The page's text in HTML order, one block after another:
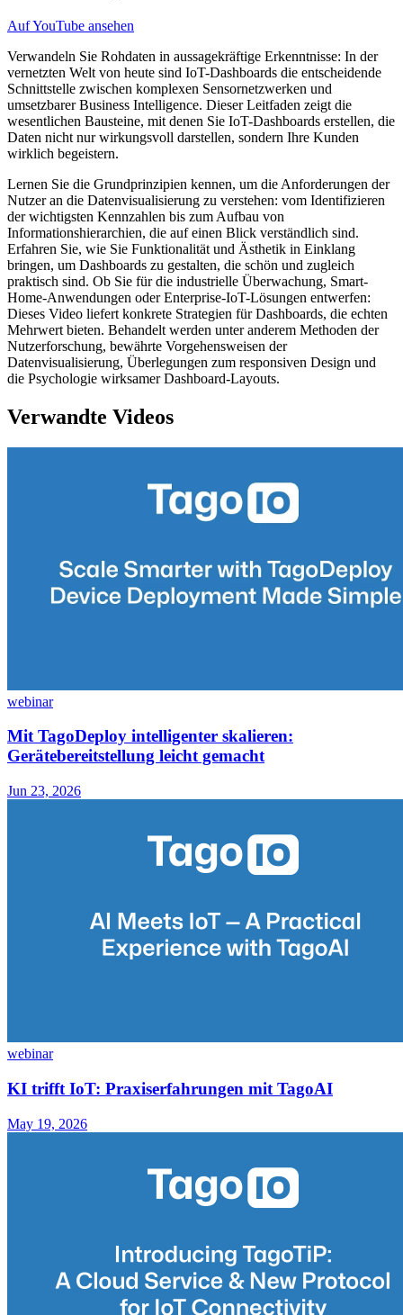
Auf YouTube ansehen
Verwandeln Sie Rohdaten in aussagekräftige Erkenntnisse: In der
vernetzten Welt von heute sind IoT-Dashboards die entscheidende
Schnittstelle zwischen komplexen Sensornetzwerken und
umsetzbarer Business Intelligence. Dieser Leitfaden zeigt die
wesentlichen Bausteine, mit denen Sie IoT-Dashboards erstellen, die
Daten nicht nur wirkungsvoll darstellen, sondern Ihre Kunden
wirklich begeistern.
Lernen Sie die Grundprinzipien kennen, um die Anforderungen der
Nutzer an die Datenvisualisierung zu verstehen: vom Identifizieren
der wichtigsten Kennzahlen bis zum Aufbau von
Informationshierarchien, die auf einen Blick verständlich sind.
Erfahren Sie, wie Sie Funktionalität und Ästhetik in Einklang
bringen, um Dashboards zu gestalten, die schön und zugleich
praktisch sind. Ob Sie für die industrielle Überwachung, Smart-
Home-Anwendungen oder Enterprise-IoT-Lösungen entwerfen:
Dieses Video liefert konkrete Strategien für Dashboards, die echten
Mehrwert bieten. Behandelt werden unter anderem Methoden der
Nutzerforschung, bewährte Vorgehensweisen der
Datenvisualisierung, Überlegungen zum responsiven Design und
die Psychologie wirksamer Dashboard-Layouts.
Verwandte Videos
webinar
Mit TagoDeploy intelligenter skalieren:
Gerätebereitstellung leicht gemacht
Jun 23, 2026
webinar
KI trifft IoT: Praxiserfahrungen mit TagoAI
May 19, 2026